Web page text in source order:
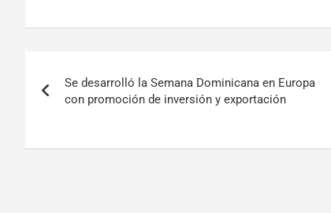
Se desarrolló la Semana Dominicana en Europa
con promoción de inversión y exportación